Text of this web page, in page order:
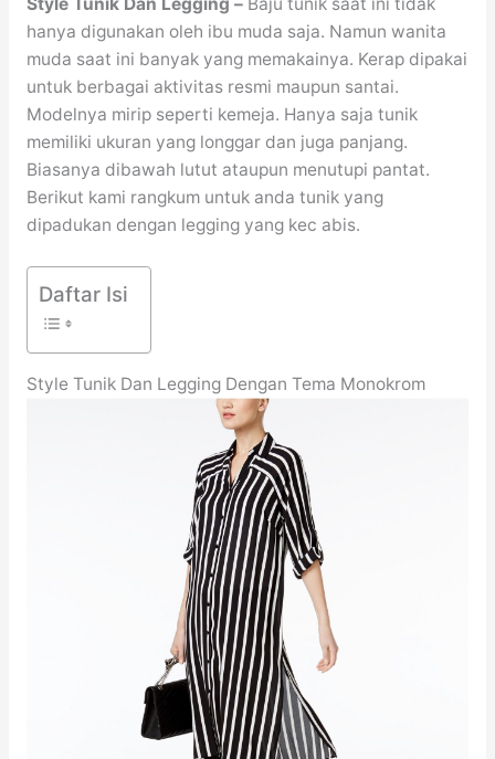
hanya digunakan oleh ibu muda saja. Namun wanita
muda saat ini banyak yang memakainya. Kerap dipakai
untuk berbagai aktivitas resmi maupun santai.
Modelnya mirip seperti kemeja. Hanya saja tunik
memiliki ukuran yang longgar dan juga panjang.
Biasanya dibawah lutut ataupun menutupi pantat.
Berikut kami rangkum untuk anda tunik yang
dipadukan dengan legging yang kec abis.
Daftar Isi
Style Tunik Dan Legging Dengan Tema Monokrom